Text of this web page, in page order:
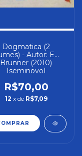
Dogmatica (2
- Autor: Emil
Brunner (2010)
[seminovo]
R$70,00
12 x de R$7,09